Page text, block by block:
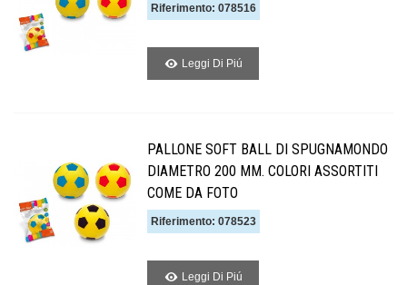
Riferimento: 078516
Leggi Di Piú
PALLONE SOFT BALL DI SPUGNAMONDO
DIAMETRO 200 MM. COLORI ASSORTITI
COME DA FOTO
Riferimento: 078523
Leggi Di Piú